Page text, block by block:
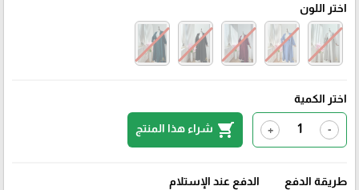
اختر اللون
اختر الكمية
-
+
shopping_cart شراء هذا المنتج
طريقة الدفع
الدفع عند الإستلام